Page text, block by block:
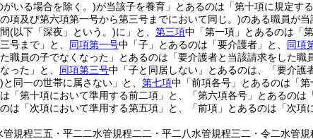
いる場合を除く。)が当該子を養育」とあるのは「第十項に規定す
項及び第六項第一号から第三号までにおいて同じ。)のある職員が
(以下「深夜」という。)に」と、 第三項中「第一項」とあるのは「
号まで」と、 同項第一号中「子」とあるのは「要介護者」と、 同項
職員の子でなくなった」とあるのは「要介護者と当該請求をした職
った」と、 同項第三号中「子と同居しない」とあるのは、「要介護
と同一の世帯に属さない」と、 第七項中「前項各号」とあるのは「
「第十項において準用する前二項」と、「第六項各号」とあるのは
は「次項において準用する第五項」と、「前項」とあるのは「次項
規程三五・平二二水管規程二二・平二八水管規程三二・令二水管